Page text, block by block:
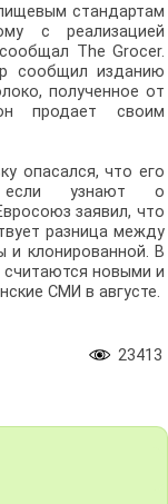
стандартам
с реализацией
The Grocer.
сообщил изданию
полученное от
продает своим
опасался, что его
если узнают о
заявил, что
разница между
клонированной. В
новыми и
СМИ в августе.
23413